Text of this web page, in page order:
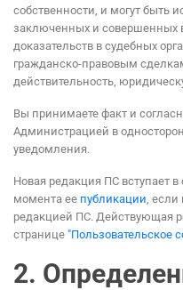
собственности, и могут быть
заключенных и совершенных
доказательств в судебных
гражданско-правовым
действительность,
Вы принимаете факт и
Администрацией в
уведомления.
Новая редакция ПС вступает
момента ее публикации, если
редакцией ПС. Действующая
странице "Пользовательское
2.